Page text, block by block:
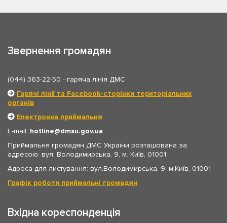
Звернення громадян
(044) 363-22-50 - гаряча лінія ДМС
Гарячі лінії та Facebook-сторінки територіальних
органів
Електронна приймальня
E-mail: hotline
dmsu.gov.ua
Приймальня громадян ДМС України розташована за
адресою: вул. Володимирська, 9, м. Київ, 01001
Адреса для листування: вул.Володимирська, 9, м.Київ, 01001
Графік роботи приймальні громадян
Вхідна кореспонденція